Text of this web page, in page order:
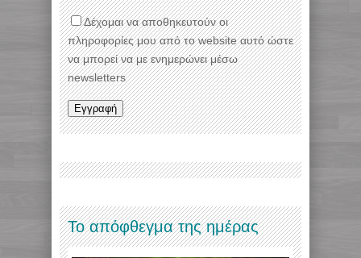
Δέχομαι να αποθηκευτούν οι
πληροφορίες μου από το website αυτό ώστε
να μπορεί να με ενημερώνει μέσω
newsletters
Το απόφθεγμα της ημέρας